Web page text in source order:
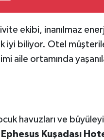
ekibi, inanılmaz
iyi biliyor. Otel
aile ortamında
havuzları ve
Kuşadası